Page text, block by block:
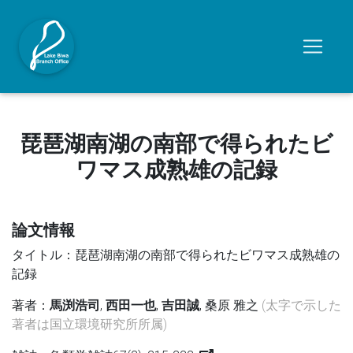
琵琶湖南湖の南部で得られたビ
ワマス成熟雄の記録
論文情報
タイトル：琵琶湖南湖の南部で得られたビワマス成熟雄の
記録
著者： 馬渕浩司 , 西田一也, 吉田誠, 桑原 雅之 (太字で示した
著者は国立環境研究所所属)